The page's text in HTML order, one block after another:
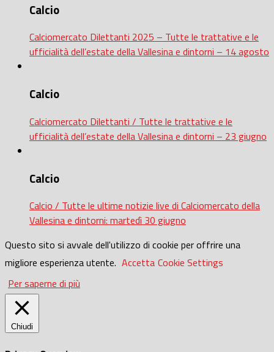
Calcio
Calciomercato Dilettanti 2025 – Tutte le trattative e le
ufficialità dell’estate della Vallesina e dintorni – 14 agosto
Calcio
Calciomercato Dilettanti / Tutte le trattative e le
ufficialità dell’estate della Vallesina e dintorni – 23 giugno
Calcio
Calcio / Tutte le ultime notizie live di Calciomercato della
Vallesina e dintorni: martedì 30 giugno
Questo sito si avvale dell'utilizzo di cookie per offrire una
migliore esperienza utente. Accetta Cookie Settings
Per saperne di più
Chiudi